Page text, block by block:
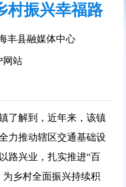
村振兴幸福路
丰县融媒体中心
网站
解到，近年来，该镇
力推动辖区交通基础设
路兴业，扎实推进“百
乡村全面振兴持续积